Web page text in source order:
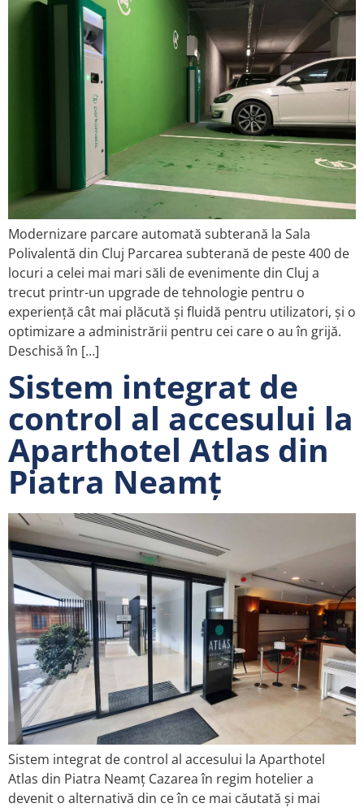
Modernizare parcare automată subterană la Sala
Polivalentă din Cluj Parcarea subterană de peste 400 de
locuri a celei mai mari săli de evenimente din Cluj a
trecut printr-un upgrade de tehnologie pentru o
experiență cât mai plăcută și fluidă pentru utilizatori, și o
optimizare a administrării pentru cei care o au în grijă.
Deschisă în […]
Sistem integrat de
control al accesului la
Aparthotel Atlas din
Piatra Neamț
Sistem integrat de control al accesului la Aparthotel
Atlas din Piatra Neamț Cazarea în regim hotelier a
devenit o alternativă din ce în ce mai căutată și mai